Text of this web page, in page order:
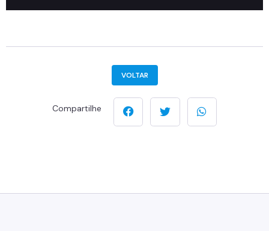
VOLTAR
Compartilhe